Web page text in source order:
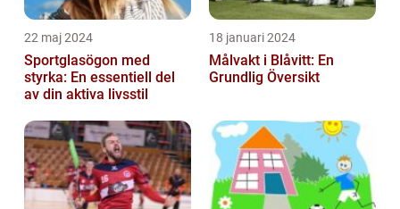
22 maj 2024
Sportglasögon med
styrka: En essentiell del
av din aktiva livsstil
18 januari 2024
Målvakt i Blåvitt: En
Grundlig Översikt